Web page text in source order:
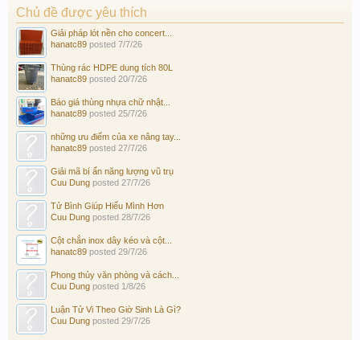
Chủ đề được yêu thích
Giải pháp lót nền cho concert...
hanatc89 posted 7/7/26
Thùng rác HDPE dung tích 80L
hanatc89 posted 20/7/26
Báo giá thùng nhựa chữ nhật...
hanatc89 posted 25/7/26
những ưu điểm của xe nâng tay...
hanatc89 posted 27/7/26
Giải mã bí ẩn năng lượng vũ trụ
Cuu Dung posted 27/7/26
Tử Bình Giúp Hiểu Mình Hơn
Cuu Dung posted 28/7/26
Cột chắn inox dây kéo và cột...
hanatc89 posted 29/7/26
Phong thủy văn phòng và cách...
Cuu Dung posted 1/8/26
Luận Tử Vi Theo Giờ Sinh Là Gì?
Cuu Dung posted 29/7/26